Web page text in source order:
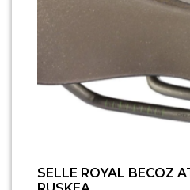
SELLE ROYAL BECOZ